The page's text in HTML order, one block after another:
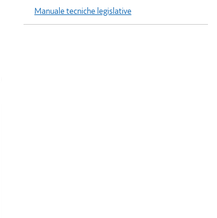
Manuale tecniche legislative